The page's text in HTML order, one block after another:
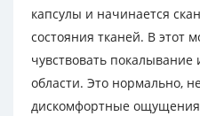
капсулы и начинается
состояния тканей. В этот
чувствовать
области. Это нормально,
дискомфортные